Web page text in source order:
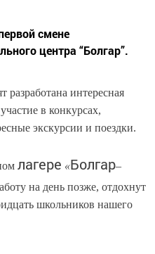
смене
центра “Болгар”.
разработана интересная
в конкурсах,
экскурсии и поездки.
лагере «Болгар–
на день позже, отдохнут
школьников нашего